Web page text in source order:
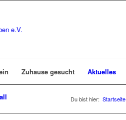
Zuhause gesucht Aktuelles
Du bist hier: Startseite